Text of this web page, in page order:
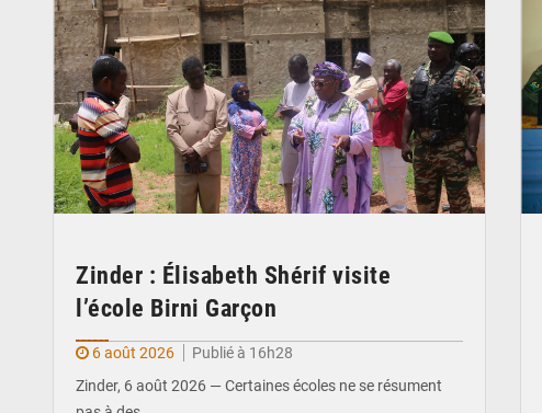
Zinder : Élisabeth Shérif visite
l’école Birni Garçon
6 août 2026
Publié à 16h28
Zinder, 6 août 2026 — Certaines écoles ne se résument